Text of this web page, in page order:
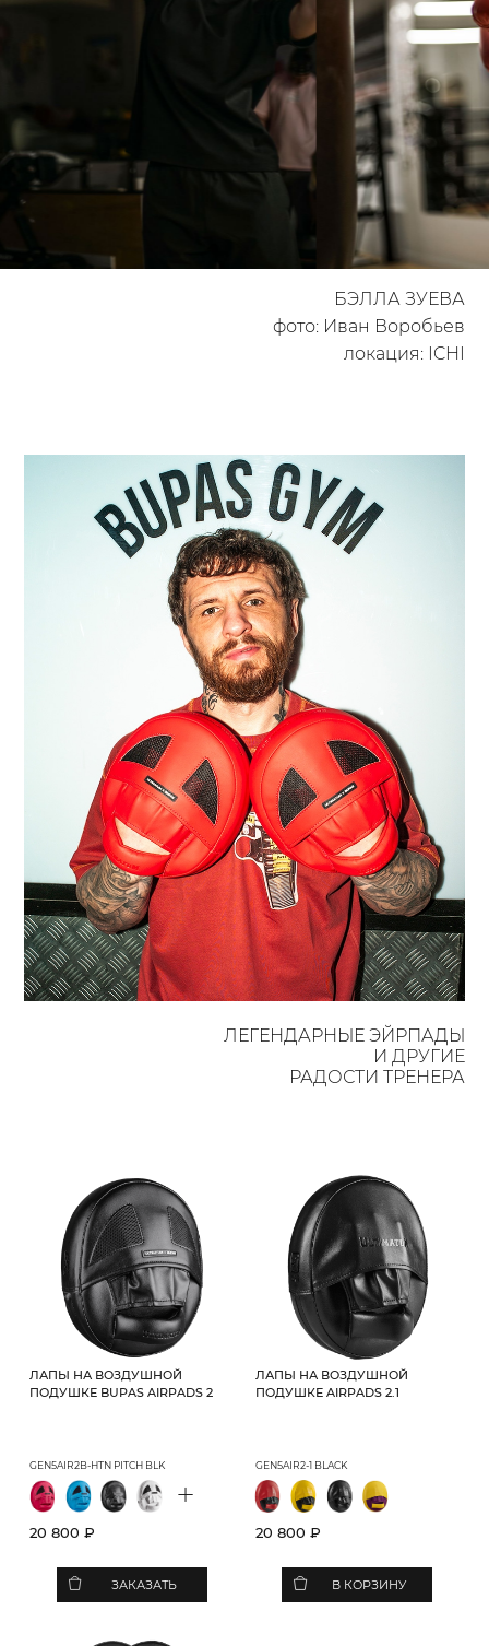
БЭЛЛА ЗУЕВА
фото: Иван Воробьев
локация: ICHI
ЛЕГЕНДАРНЫЕ ЭЙРПАДЫ
И ДРУГИЕ
РАДОСТИ ТРЕНЕРА
ЛАПЫ НА ВОЗДУШНОЙ
ПОДУШКЕ BUPAS AIRPADS 2
GEN5AIR2B-HTN PITCH BLK
+
20 800 ₽
ЗАКАЗАТЬ
ЛАПЫ НА ВОЗДУШНОЙ
ПОДУШКЕ AIRPADS 2.1
GEN5AIR2-1 BLACK
20 800 ₽
В КОРЗИНУ